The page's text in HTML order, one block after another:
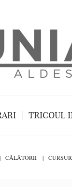
TRICOUL
CĂLĂTORII